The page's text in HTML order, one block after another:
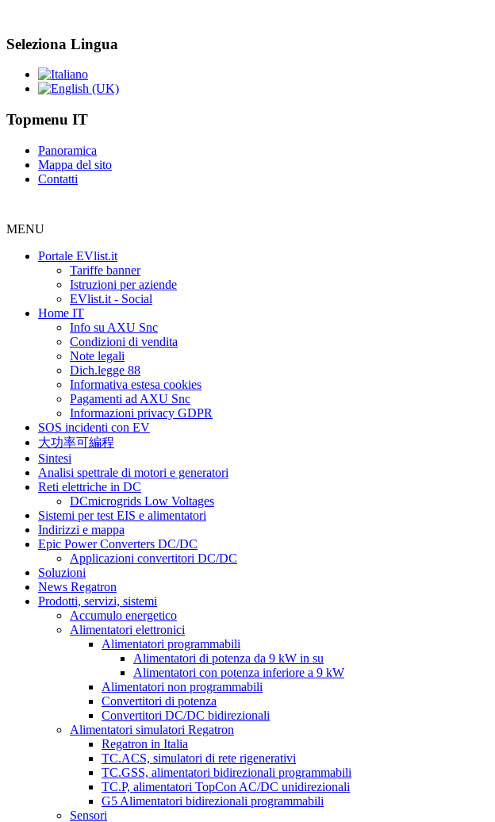
Seleziona Lingua
Topmenu IT
Panoramica
Mappa del sito
Contatti
MENU
Portale EVlist.it
Tariffe banner
Istruzioni per aziende
EVlist.it - Social
Home IT
Info su AXU Snc
Condizioni di vendita
Note legali
Dich.legge 88
Informativa estesa cookies
Pagamenti ad AXU Snc
Informazioni privacy GDPR
SOS incidenti con EV
大功率可編程
Sintesi
Analisi spettrale di motori e generatori
Reti elettriche in DC
DCmicrogrids Low Voltages
Sistemi per test EIS e alimentatori
Indirizzi e mappa
Epic Power Converters DC/DC
Applicazioni convertitori DC/DC
Soluzioni
News Regatron
Prodotti, servizi, sistemi
Accumulo energetico
Alimentatori elettronici
Alimentatori programmabili
Alimentatori di potenza da 9 kW in su
Alimentatori con potenza inferiore a 9 kW
Alimentatori non programmabili
Convertitori di potenza
Convertitori DC/DC bidirezionali
Alimentatori simulatori Regatron
Regatron in Italia
TC.ACS, simulatori di rete rigenerativi
TC.GSS, alimentatori bidirezionali programmabili
TC.P, alimentatori TopCon AC/DC unidirezionali
G5 Alimentatori bidirezionali programmabili
Sensori